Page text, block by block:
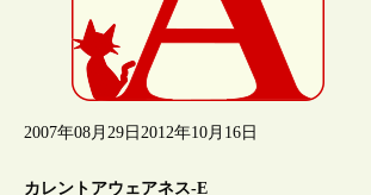
2007年08月29日 2012年10月16日
カレントアウェアネス-E